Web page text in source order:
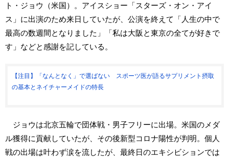
ト・ジョウ（米国）。アイスショー「スターズ・オン・アイ
ス」に出演のため来日していたが、公演を終えて「人生の中で
最高の数週間となりました」「私は大阪と東京の全てが好きで
す」などと感謝を記している。
【注目】「なんとなく」で選ばない スポーツ医が語るサプリメント摂取
の基本とネイチャーメイドの特長
ジョウは北京五輪で団体戦・男子フリーに出場。米国のメダ
ル獲得に貢献していたが、その後新型コロナ陽性が判明。個人
戦の出場は叶わず涙を流したが、最終日のエキシビションでは